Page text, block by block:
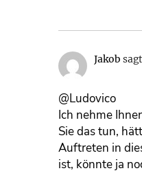
Jakob
@Ludovico
Ich nehme
Sie das tun,
Auftreten in
ist, könnte ja